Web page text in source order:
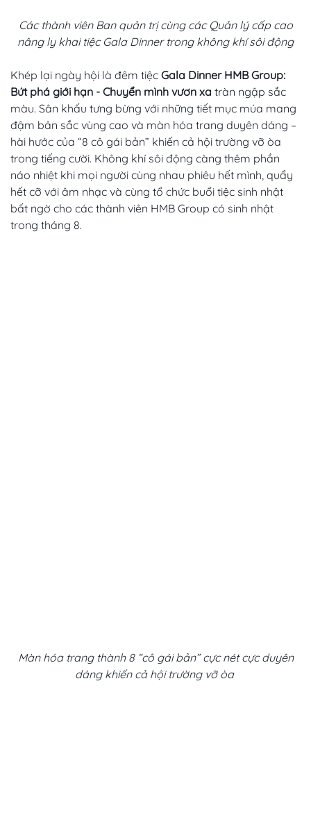
Các thành viên Ban quản trị cùng các Quản lý cấp cao
nâng ly khai tiệc Gala Dinner trong không khí sôi động
Khép lại ngày hội là đêm tiệc Gala Dinner HMB Group:
Bứt phá giới hạn - Chuyển mình vươn xa tràn ngập sắc
màu. Sân khấu tưng bừng với những tiết mục múa mang
đậm bản sắc vùng cao và màn hóa trang duyên dáng –
hài hước của “8 cô gái bản” khiến cả hội trường vỡ òa
trong tiếng cười. Không khí sôi động càng thêm phần
náo nhiệt khi mọi người cùng nhau phiêu hết mình, quẩy
hết cỡ với âm nhạc và cùng tổ chức buổi tiệc sinh nhật
bất ngờ cho các thành viên HMB Group có sinh nhật
trong tháng 8.
Màn hóa trang thành 8 “cô gái bản” cực nét cực duyên
dáng khiến cả hội trường vỡ òa